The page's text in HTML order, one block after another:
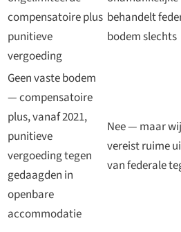
compensatoire plus
punitieve
vergoeding
behandelt
bodem slechts
Geen vaste bodem
— compensatoire
plus, vanaf 2021,
punitieve
vergoeding tegen
gedaagden in
openbare
accommodatie
Nee — maar
vereist ruime
van federale